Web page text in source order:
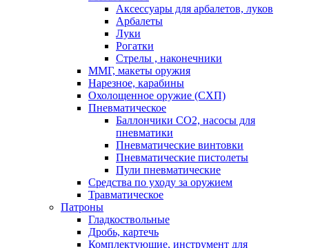
Аксессуары для арбалетов, луков
Арбалеты
Луки
Рогатки
Стрелы , наконечники
ММГ, макеты оружия
Нарезное, карабины
Охолощенное оружие (СХП)
Пневматическое
Баллончики СО2, насосы для
пневматики
Пневматические винтовки
Пневматические пистолеты
Пули пневматические
Средства по уходу за оружием
Травматическое
Патроны
Гладкоствольные
Дробь, картечь
Комплектующие, инструмент для